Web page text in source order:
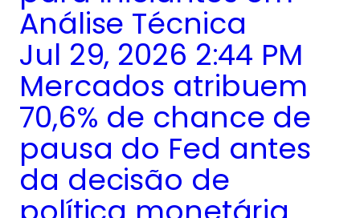
Análise Técnica
Jul 29, 2026 2:44 PM
Mercados atribuem
70,6% de chance de
pausa do Fed antes
da decisão de